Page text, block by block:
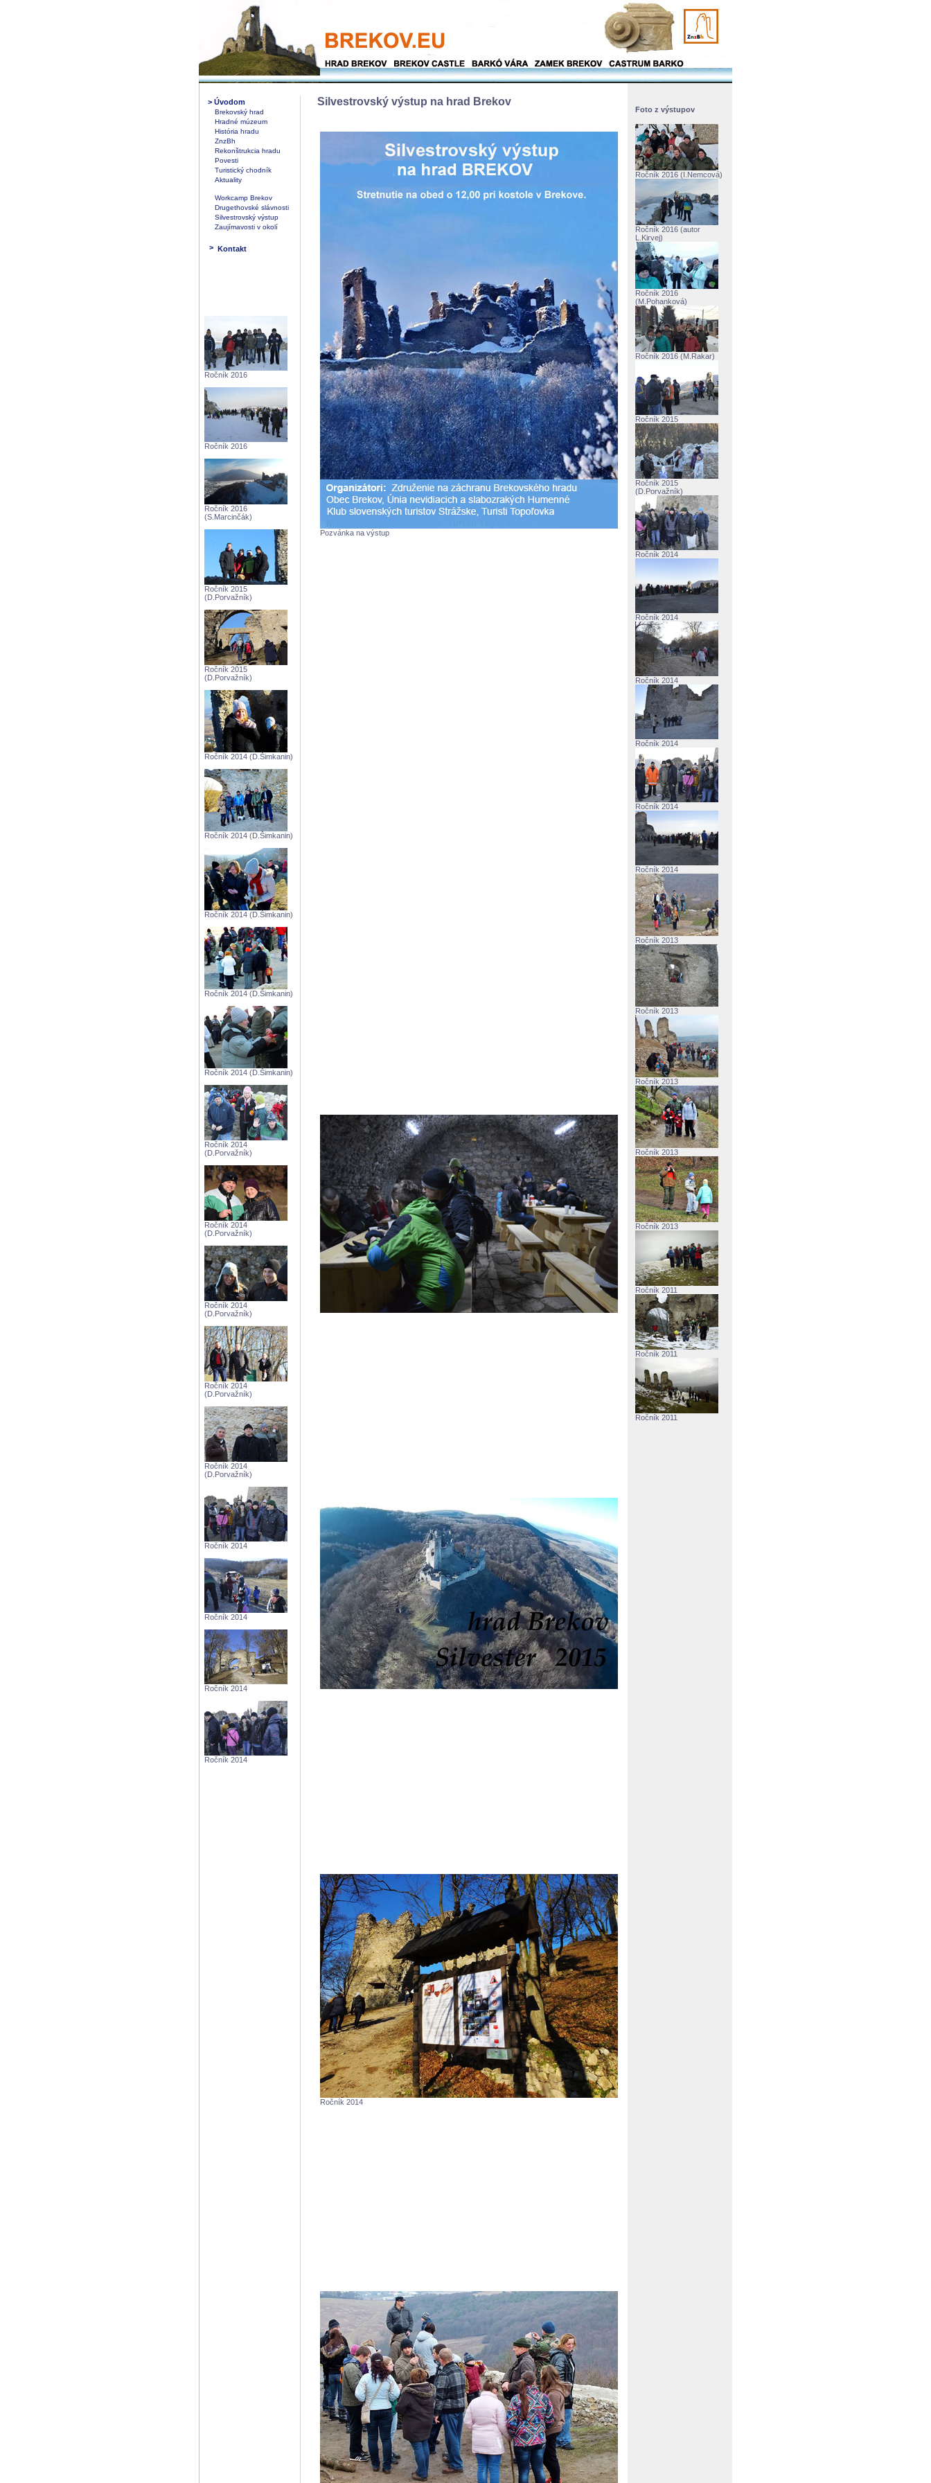
> Úvodom
Brekovský hrad
Hradné múzeum
História hradu
ZnzBh
Rekonštrukcia hradu
Povesti
Turistický chodník
Aktuality
Workcamp Brekov
Drugethovské slávnosti
Silvestrovský výstup
Zaujímavosti v okolí
> Kontakt
Ročník 2016
Ročník 2016
Ročník 2016
(S.Marcinčák)
Ročník 2015
(D.Porvažník)
Ročník 2015
(D.Porvažník)
Ročník 2014 (D.Šimkanin)
Ročník 2014 (D.Šimkanin)
Ročník 2014 (D.Šimkanin)
Ročník 2014 (D.Šimkanin)
Ročník 2014 (D.Šimkanin)
Ročník 2014
(D.Porvažník)
Ročník 2014
(D.Porvažník)
Ročník 2014
(D.Porvažník)
Ročník 2014
(D.Porvažník)
Ročník 2014
(D.Porvažník)
Ročník 2014
Ročník 2014
Ročník 2014
Ročník 2014
Silvestrovský výstup na hrad Brekov
Pozvánka na výstup
Ročník 2014
Foto z výstupov
Ročník 2016 (I.Nemcová)
Ročník 2016 (autor
L.Kirvej)
Ročník 2016
(M.Pohanková)
Ročník 2016 (M.Rakar)
Ročník 2015
Ročník 2015
(D.Porvažník)
Ročník 2014
Ročník 2014
Ročník 2014
Ročník 2014
Ročník 2014
Ročník 2014
Ročník 2013
Ročník 2013
Ročník 2013
Ročník 2013
Ročník 2013
Ročník 2011
Ročník 2011
Ročník 2011